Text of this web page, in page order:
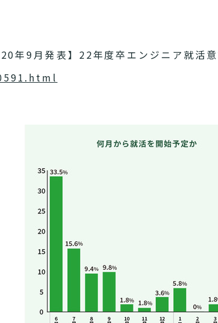
年9月発表】22年度卒エンジニア就活